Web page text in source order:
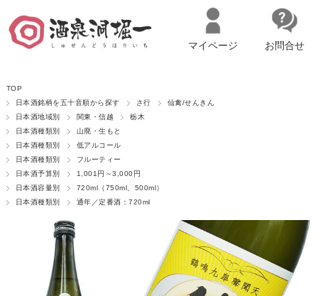
マイページへログイン
マイページ お問合せ
TOP
日本酒銘柄を五十音順から探す
さ行
仙禽/せんきん
日本酒地域別
関東・信越
栃木
日本酒種類別
山廃・生もと
日本酒種類別
低アルコール
日本酒種類別
フルーティー
日本酒予算別
1,001円～3,000円
日本酒容量別
720ml（750ml、500ml）
日本酒種類別
通年／定番酒：720ml